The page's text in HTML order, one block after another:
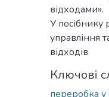
відходами».
У посібнику
управління
відходів
Ключові
переробка